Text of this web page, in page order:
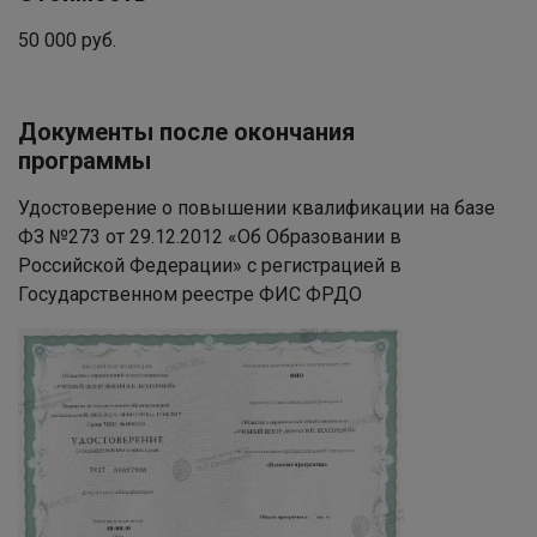
50 000 руб.
Документы после окончания
программы
Удостоверение о повышении квалификации на базе
ФЗ №273 от 29.12.2012 «Об Образовании в
Российской Федерации» с регистрацией в
Государственном реестре ФИС ФРДО